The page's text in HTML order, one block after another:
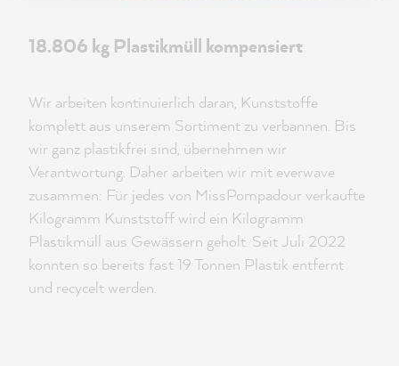
18.806 kg Plastikmüll kompensiert
Wir arbeiten kontinuierlich daran, Kunststoffe
komplett aus unserem Sortiment zu verbannen. Bis
wir ganz plastikfrei sind, übernehmen wir
Verantwortung. Daher arbeiten wir mit everwave
zusammen: Für jedes von MissPompadour verkaufte
Kilogramm Kunststoff wird ein Kilogramm
Plastikmüll aus Gewässern geholt. Seit Juli 2022
konnten so bereits fast 19 Tonnen Plastik entfernt
und recycelt werden.